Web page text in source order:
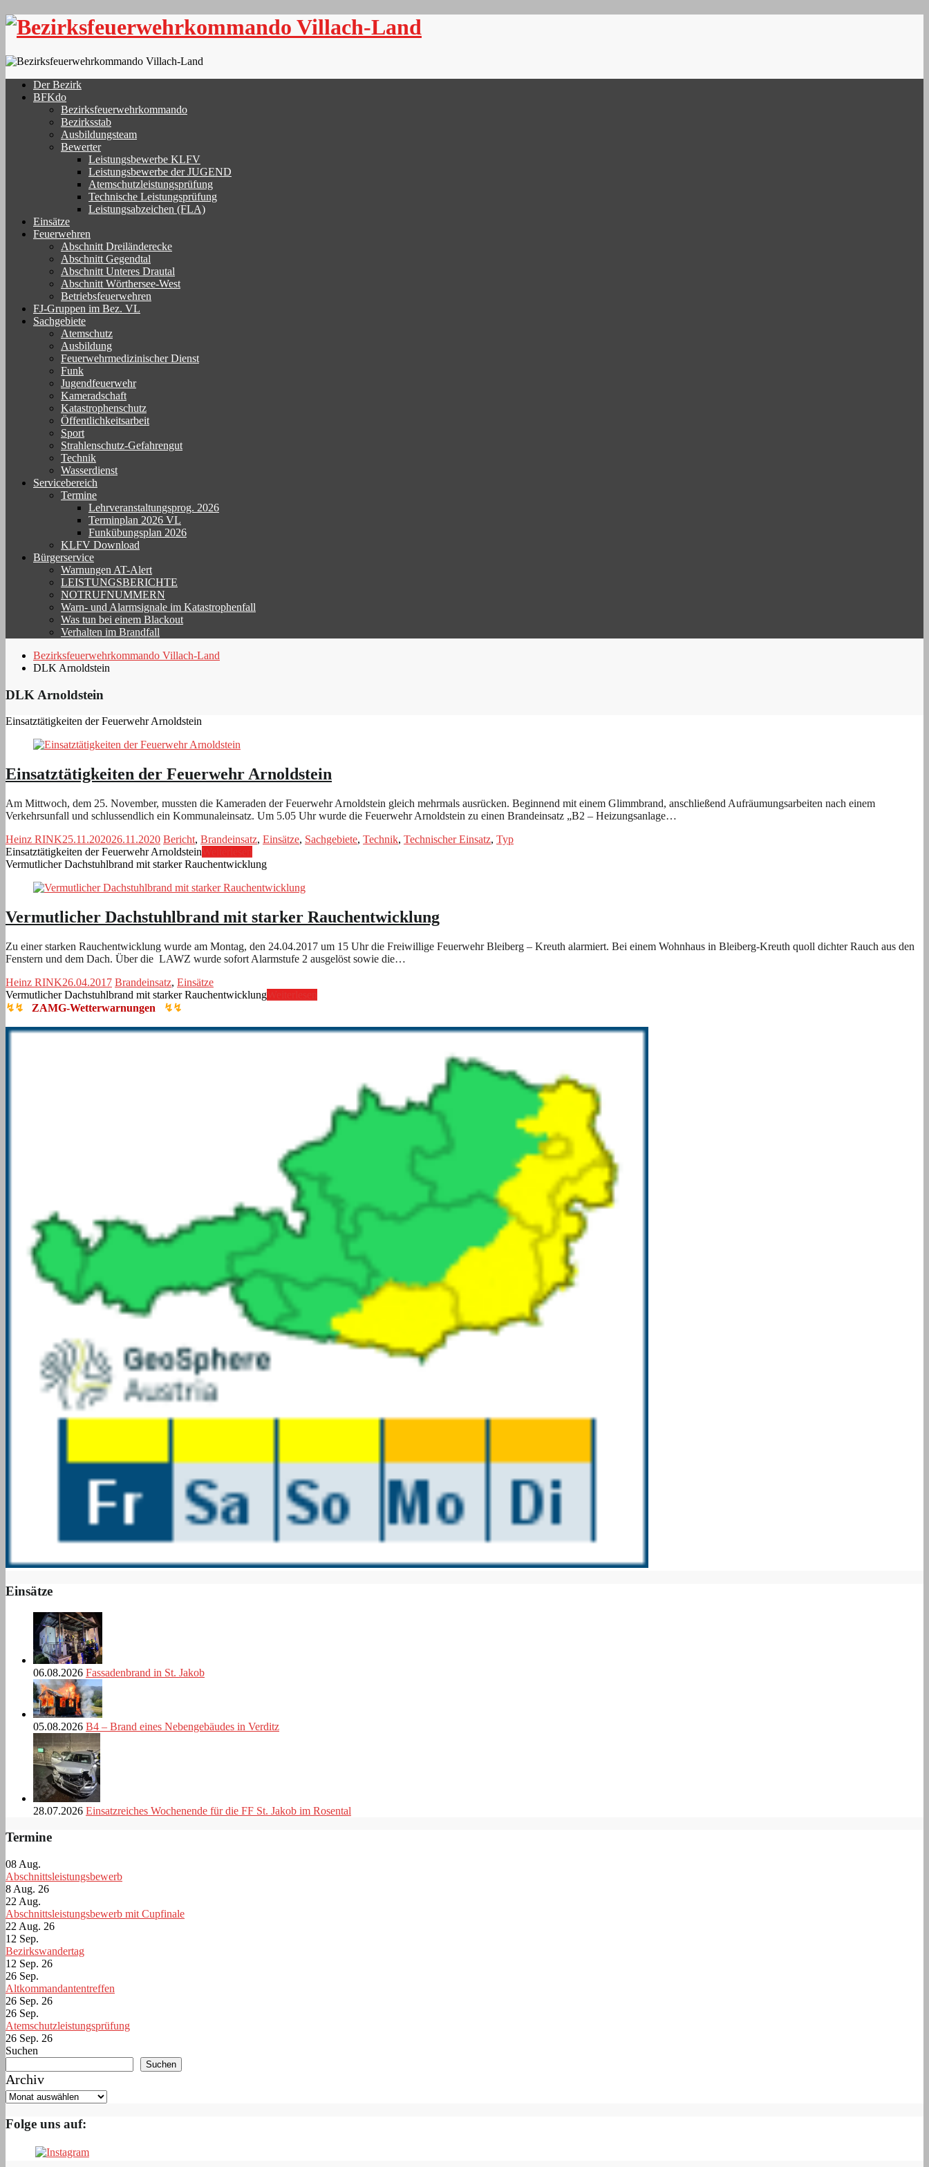
Skip
Der Bezirk
BFKdo
Bezirksfeuerwehrkommando
Bezirksstab
Ausbildungsteam
Bewerter
Leistungsbewerbe KLFV
Leistungsbewerbe der JUGEND
Atemschutzleistungsprüfung
Technische Leistungsprüfung
Leistungsabzeichen (FLA)
Einsätze
Feuerwehren
Abschnitt Dreiländerecke
Abschnitt Gegendtal
Abschnitt Unteres Drautal
Abschnitt Wörthersee-West
Betriebsfeuerwehren
FJ-Gruppen im Bez. VL
Sachgebiete
Atemschutz
Ausbildung
Feuerwehrmedizinischer Dienst
Funk
Jugendfeuerwehr
Kameradschaft
Katastrophenschutz
Öffentlichkeitsarbeit
Sport
Strahlenschutz-Gefahrengut
Technik
Wasserdienst
Servicebereich
Termine
Lehrveranstaltungsprog. 2026
Terminplan 2026 VL
Funkübungsplan 2026
KLFV Download
Bürgerservice
Warnungen AT-Alert
LEISTUNGSBERICHTE
NOTRUFNUMMERN
Warn- und Alarmsignale im Katastrophenfall
Was tun bei einem Blackout
Verhalten im Brandfall
Bezirksfeuerwehrkommando Villach-Land
DLK Arnoldstein
DLK Arnoldstein
Einsatztätigkeiten der Feuerwehr Arnoldstein
Einsatztätigkeiten der Feuerwehr Arnoldstein
Am Mittwoch, dem 25. November, mussten die Kameraden der Feuerwehr Arnoldstein gleich mehrmals ausrücken. Beginnend mit einem Glimmbrand, anschließend Aufräumungsarbeiten nach einem
Verkehrsunfall und schlussendlich ein Kommunaleinsatz. Um 5.05 Uhr wurde die Feuerwehr Arnoldstein zu einen Brandeinsatz „B2 – Heizungsanlage…
Heinz RINK25.11.202026.11.2020 Bericht, Brandeinsatz, Einsätze, Sachgebiete, Technik, Technischer Einsatz, Typ
Einsatztätigkeiten der Feuerwehr Arnoldstein
Vermutlicher Dachstuhlbrand mit starker Rauchentwicklung
Vermutlicher Dachstuhlbrand mit starker Rauchentwicklung
Zu einer starken Rauchentwicklung wurde am Montag, den 24.04.2017 um 15 Uhr die Freiwillige Feuerwehr Bleiberg – Kreuth alarmiert. Bei einem Wohnhaus in Bleiberg-Kreuth quoll dichter Rauch aus den
Fenstern und dem Dach. Über die LAWZ wurde sofort Alarmstufe 2 ausgelöst sowie die…
Heinz RINK26.04.2017 Brandeinsatz, Einsätze
Vermutlicher Dachstuhlbrand mit starker Rauchentwicklung
↯↯
ZAMG-Wetterwarnungen ↯↯
Einsätze
06.08.2026 Fassadenbrand in St. Jakob
05.08.2026 B4 – Brand eines Nebengebäudes in Verditz
28.07.2026 Einsatzreiches Wochenende für die FF St. Jakob im Rosental
Termine
08 Aug.
Abschnittsleistungsbewerb
8 Aug. 26
22 Aug.
Abschnittsleistungsbewerb mit Cupfinale
22 Aug. 26
12 Sep.
Bezirkswandertag
12 Sep. 26
26 Sep.
Altkommandantentreffen
26 Sep. 26
26 Sep.
Atemschutzleistungsprüfung
26 Sep. 26
Suchen
Suchen
Archiv
Folge uns auf: